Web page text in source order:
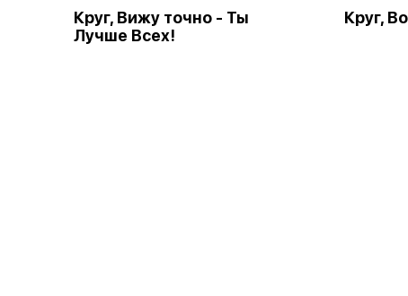
Круг, Вижу точно - Ты
Лучше Всех!
Круг,